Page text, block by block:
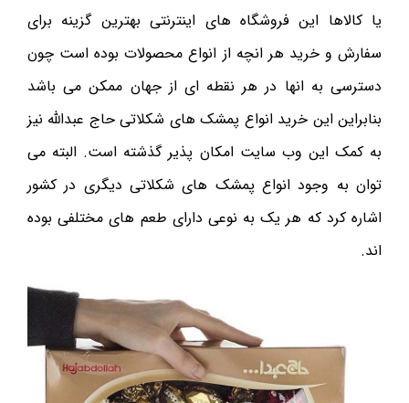
یا کالاها این فروشگاه های اینترنتی بهترین گزینه برای
سفارش و خرید هر انچه از انواع محصولات بوده است چون
دسترسی به انها در هر نقطه ای از جهان ممکن می باشد
بنابراین این خرید انواع پمشک های شکلاتی حاج عبدالله نیز
به کمک این وب سایت امکان پذیر گذشته است. البته می
توان به وجود انواع پمشک های شکلاتی دیگری در کشور
اشاره کرد که هر یک به نوعی دارای طعم های مختلفی بوده
اند.